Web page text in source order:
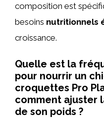
composition est
besoins nutritionnels
croissance.
Quelle est la
pour nourrir un
croquettes Pro
comment ajuster
de son poids ?